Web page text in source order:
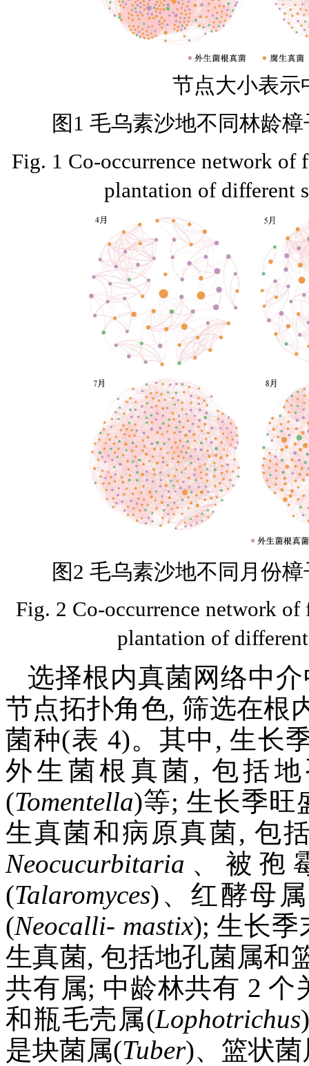
节点大小表示
图1 毛乌素沙地不同林龄
Fig. 1 Co-occurrence network
plantation of different
图2 毛乌素沙地不同月份
Fig. 2 Co-occurrence network
plantation of
选择根内真菌网络中
节点拓扑角色, 筛选在根
菌种(表 4)。其中, 生长
外生菌根真菌, 包括
(Tomentella)等; 生长季旺
生真菌和病原真菌, 包
Neocucurbitaria 、被孢
(Talaromyces)、红酵母
(Neocalli- mastix); 生长季
生真菌, 包括地孔菌属和
共有属; 中龄林共有 2
和瓶毛壳属(Lophotrichus
是块菌属(Tuber)、篮状